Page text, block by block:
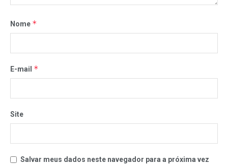
Nome *
E-mail *
Site
Salvar meus dados neste navegador para a próxima vez